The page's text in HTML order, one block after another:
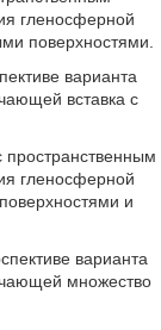
гленосферной
поверхностями.
варианта
вставка с
пространственным
гленосферной
и
варианта
множество